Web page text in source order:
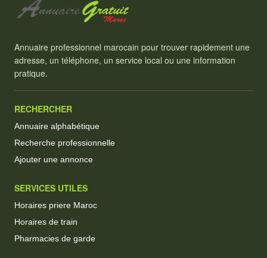
Annuaire professionnel marocain pour trouver rapidement une
adresse, un téléphone, un service local ou une information
pratique.
RECHERCHER
Annuaire alphabétique
Recherche professionnelle
Ajouter une annonce
SERVICES UTILES
Horaires priere Maroc
Horaires de train
Pharmacies de garde